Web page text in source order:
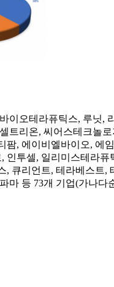
오테라퓨틱스, 루닛,
트리온, 씨어스테크놀
, 에이비엘바이오, 에
투셀, 일리미스테라
큐리언트, 테라베스트,
마 등 73개 기업(가나다